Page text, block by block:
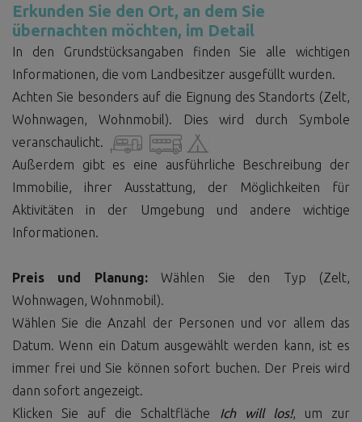
Erkunden Sie den Ort, an dem Sie
übernachten möchten, im Detail
In den Grundstücksangaben finden Sie alle wichtigen
Informationen, die vom Landbesitzer ausgefüllt wurden.
Achten Sie besonders auf die Eignung des Standorts (Zelt,
Wohnwagen, Wohnmobil). Dies wird durch Symbole
veranschaulicht.
Außerdem gibt es eine ausführliche Beschreibung der
Immobilie, ihrer Ausstattung, der Möglichkeiten für
Aktivitäten in der Umgebung und andere wichtige
Informationen.
Preis und Planung:Wählen Sie den Typ (Zelt,
Wohnwagen, Wohnmobil).
Wählen Sie die Anzahl der Personen und vor allem das
Datum. Wenn ein Datum ausgewählt werden kann, ist es
immer frei und Sie können sofort buchen. Der Preis wird
dann sofort angezeigt.
Klicken Sie auf die Schaltfläche Ich will los!, um zur